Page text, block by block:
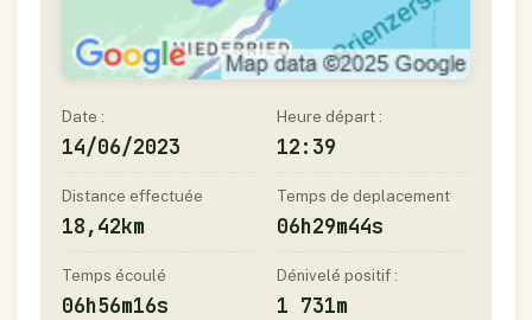
Date :
14/06/2023
Heure départ :
12:39
Distance effectuée
18,42km
Temps de deplacement
06h29m44s
Temps écoulé
06h56m16s
Dénivelé positif :
1 731m